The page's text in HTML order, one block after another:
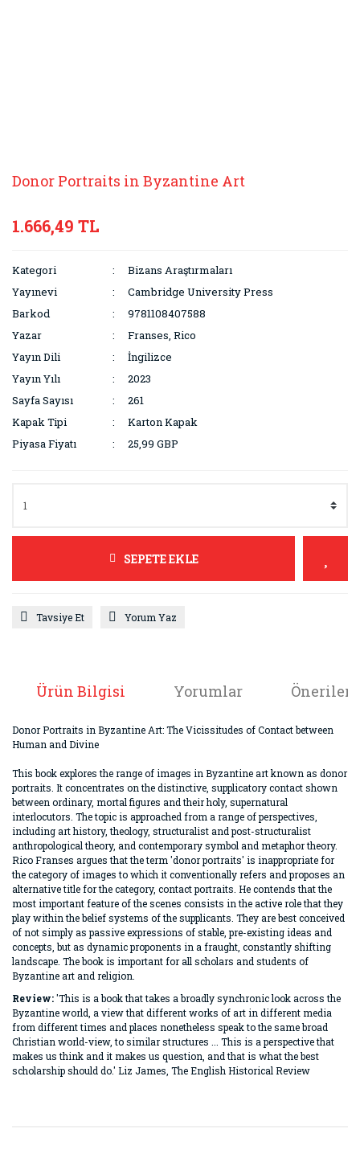
Donor Portraits in Byzantine Art
1.666,49 TL
Kategori
Bizans Araştırmaları
Yayınevi
Cambridge University Press
Barkod
9781108407588
Yazar
Franses, Rico
Yayın Dili
İngilizce
Yayın Yılı
2023
Sayfa Sayısı
261
Kapak Tipi
Karton Kapak
Piyasa Fiyatı
25,99 GBP
SEPETE EKLE
Tavsiye Et Yorum Yaz
Ürün Bilgisi Yorumlar
Donor Portraits in Byzantine Art: The Vicissitudes of Contact between
Human and Divine
This book explores the range of images in Byzantine art known as donor
portraits. It concentrates on the distinctive, supplicatory contact shown
between ordinary, mortal figures and their holy, supernatural
interlocutors. The topic is approached from a range of perspectives,
including art history, theology, structuralist and post-structuralist
anthropological theory, and contemporary symbol and metaphor theory.
Rico Franses argues that the term 'donor portraits' is inappropriate for
the category of images to which it conventionally refers and proposes an
alternative title for the category, contact portraits. He contends that the
most important feature of the scenes consists in the active role that they
play within the belief systems of the supplicants. They are best conceived
of not simply as passive expressions of stable, pre-existing ideas and
concepts, but as dynamic proponents in a fraught, constantly shifting
landscape. The book is important for all scholars and students of
Byzantine art and religion.
Review:'This is a book that takes a broadly synchronic look across the
Byzantine world, a view that different works of art in different media
from different times and places nonetheless speak to the same broad
Christian world-view, to similar structures ... This is a perspective that
makes us think and it makes us question, and that is what the best
scholarship should do.' Liz James, The English Historical Review